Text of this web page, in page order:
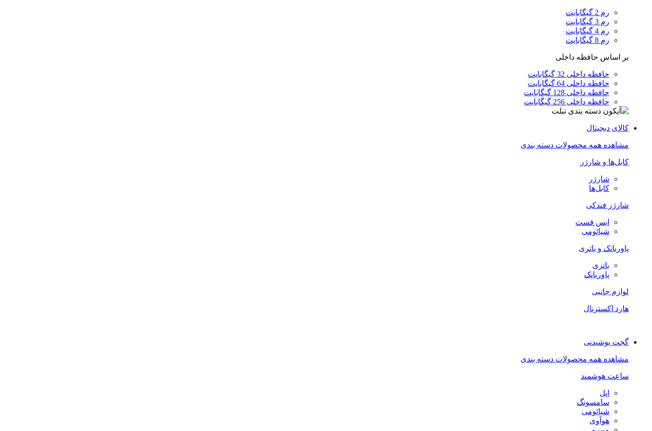
رم 2 گیگابایت
رم 3 گیگابایت
رم 4 گیگابایت
رم 8 گیگابایت
بر اساس حافظه داخلی
حافظه داخلی 32 گیگابایت
حافظه داخلی 64 گیگابایت
حافظه داخلی 128 گیگابایت
حافظه داخلی 256 گیگابایت
کالای دیجیتال
مشاهده همه محصولات دسته بندی
کابل‌ها و شارژر
شارژر
کابل‌ها
شارژر فندکی
ایس فست
شیائومی
پاوربانک و باتری
باتری
پاوربانک
لوازم جانبی
هارد اکسترنال
گجت پوشیدنی
مشاهده همه محصولات دسته بندی
ساعت هوشمند
اپل
سامسونگ
شیائومی
هوآوی